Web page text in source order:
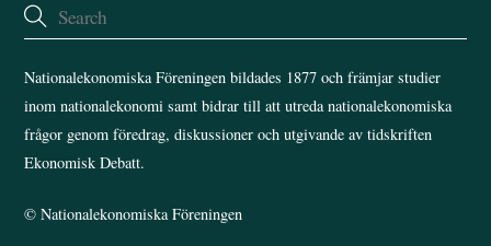
Nationalekonomiska Föreningen bildades 1877 och främjar studier
inom nationalekonomi samt bidrar till att utreda nationalekonomiska
frågor genom föredrag, diskussioner och utgivande av tidskriften
Ekonomisk Debatt.
©Nationalekonomiska Föreningen